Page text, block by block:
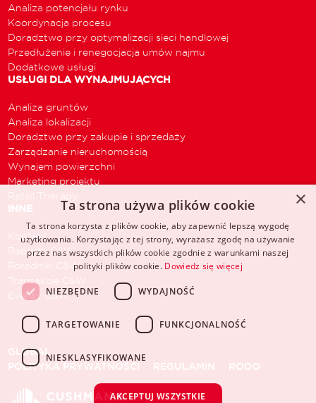
Analiza potencjału rynku
Koordynacja procesu
Doradztwo przy optymalizacji sieci handlowej
Przedłużenie i renegocjacja umów najmu
Dodatkowe usługi
USŁUGI DLA WYNAJMUJĄCYCH
Analiza gruntów
Analiza lokalizacji
Doradztwo przy zakupie i sprzedaży
Zarządzanie nieruchomością
Wynajem powierzchni
Marketing projektu
Retail Therapy
INNE
Kontakt
Raporty C&W
Poradniki C&W
Transakcje C&W
Eventy C&W
GLOBAL
POLITYKA PRYWATNOŚCI
REGULAMIN RODO
×
Ta strona używa plików cookie
Ta strona korzysta z plików cookie, aby zapewnić lepszą wygodę
użytkowania. Korzystając z tej strony, wyrażasz zgodę na używanie
przez nas wszystkich plików cookie zgodnie z warunkami naszej
polityki plików cookie. Dowiedz się więcej
NIEZBĘDNE WYDAJNOŚĆ
TARGETOWANIE FUNKCJONALNOŚĆ
NIESKLASYFIKOWANE
AKCEPTUJ WSZYSTKIE